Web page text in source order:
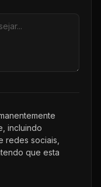
incluindo
redes sociais,
que esta